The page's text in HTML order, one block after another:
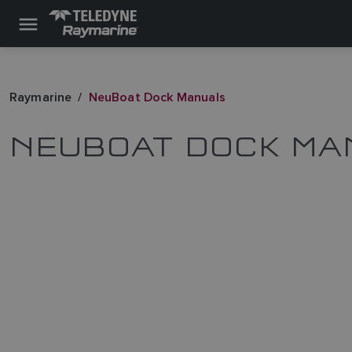
Raymarine NeuBoat Dock Manuals
NEUBOAT DOCK